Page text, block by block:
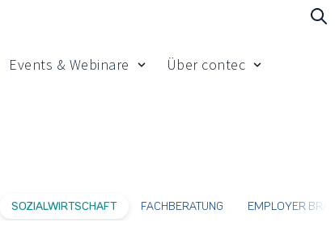
submenu for Branchen
Events & Webinare
Show submenu for Events &
Über contec
Show
SOZIALWIRTSCHAFT FACHBERATUNG EMPLOYER